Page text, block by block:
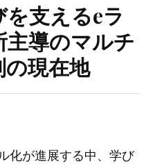
支えるeラ
主導のマルチ
現在地
化が進展する中、学び